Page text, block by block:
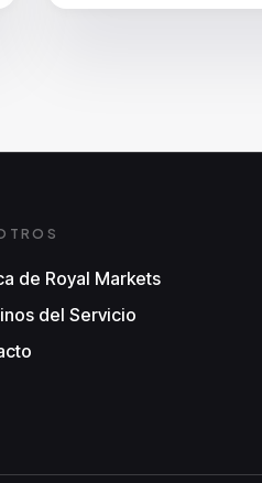
de Royal Markets
del Servicio